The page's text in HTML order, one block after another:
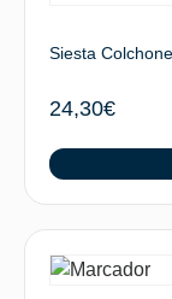
Siesta
24,30€